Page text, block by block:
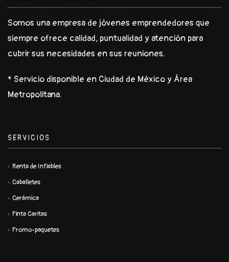
Somos una empresa de jóvenes emprendedores que
siempre ofrece calidad, puntualidad y atención para
cubrir sus necesidades en sus reuniones.
* Servicio disponible en Ciudad de México y Área
Metropolitana.
SERVICIOS
Renta de Inflables
Caballetes
Cerámica
Pinta Caritas
Promo-paquetes